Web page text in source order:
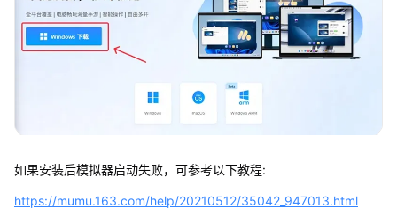
如果安装后模拟器启动失败，可参考以下教程:
https://mumu.163.com/help/20210512/35042_947013.html